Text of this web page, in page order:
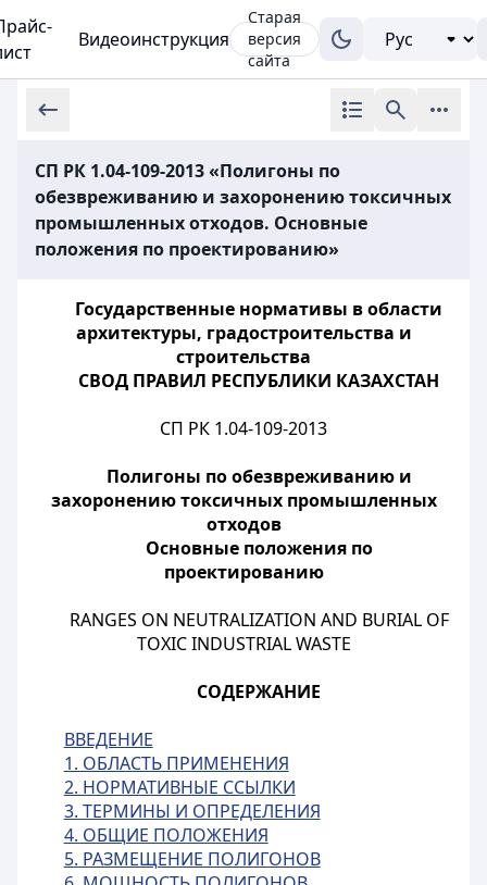
Видеоинструкция
Старая
версия
сайта
СП РК 1.04-109-2013 «Полигоны по
обезвреживанию и захоронению токсичных
промышленных отходов. Основные
положения по проектированию»
Государственные нормативы в области
архитектуры, градостроительства и
строительства
СВОД ПРАВИЛ РЕСПУБЛИКИ КАЗАХСТАН
СП РК 1.04-109-2013
Полигоны по обезвреживанию и
захоронению токсичных промышленных
отходов
Основныеположенияпо
проектированию
RANGES ON NEUTRALIZATION AND BURIAL OF
TOXIC INDUSTRIAL WASTE
СОДЕРЖАНИЕ
ВВЕДЕНИЕ
1. ОБЛАСТЬ ПРИМЕНЕНИЯ
2. НОРМАТИВНЫЕ ССЫЛКИ
3. ТЕРМИНЫ И ОПРЕДЕЛЕНИЯ
4. ОБЩИЕ ПОЛОЖЕНИЯ
5. РАЗМЕЩЕНИЕ ПОЛИГОНОВ